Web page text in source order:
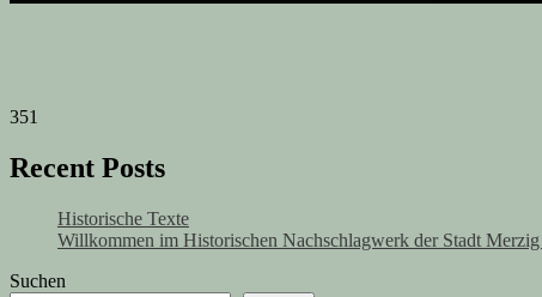
351
Recent Posts
Historische Texte
Willkommen im Historischen Nachschlagwerk der Stadt Merzig
Suchen